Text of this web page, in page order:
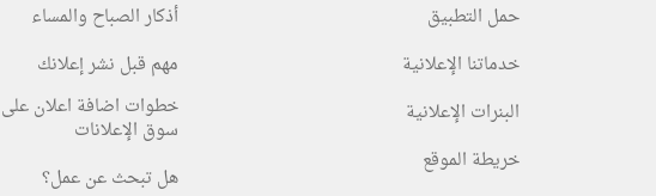
حمل التطبيق
خدماتنا الإعلانية
البنرات الإعلانية
خريطة الموقع
أذكار الصباح والمساء
مهم قبل نشر إعلانك
خطوات اضافة اعلان على
سوق الإعلانات
هل تبحث عن عمل؟